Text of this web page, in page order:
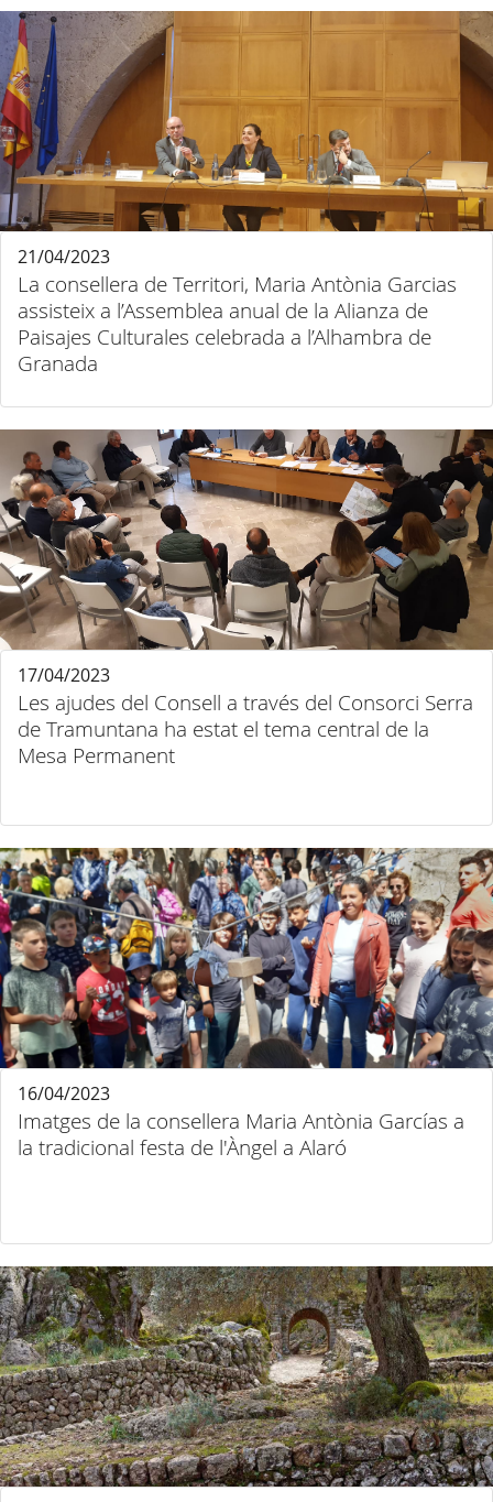
La consellera de Territori, Maria Antònia Garcias
assisteix a l’Assemblea anual de la Alianza de
Paisajes Culturales celebrada a l’Alhambra de
Granada
21/04/2023
Les ajudes del Consell a través del Consorci Serra
de Tramuntana ha estat el tema central de la
Mesa Permanent
17/04/2023
Imatges de la consellera Maria Antònia Garcías a
la tradicional festa de l'Àngel a Alaró
16/04/2023